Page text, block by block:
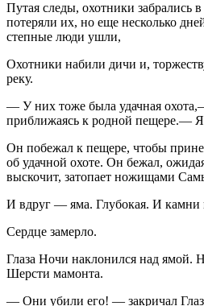
Путая следы, охотники забрались
потеряли их, но еще несколько
степные люди ушли,
Охотники набили дичи и,
реку.
— У них тоже была удачная
приближаясь к родной пещере.—
Он побежал к пещере, чтобы
об удачной охоте. Он бежал,
выскочит, затопает ножищами
И вдруг — яма. Глубокая. И камни
Сердце замерло.
Глаза Ночи наклонился над ямой.
Шерсти мамонта.
— Они убили его! — закричал